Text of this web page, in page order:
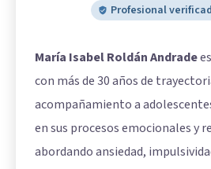
Profesional
María Isabel Roldán Andrade
con más de 30 años de
acompañamiento a
en sus procesos emocionales y
abordando ansiedad,